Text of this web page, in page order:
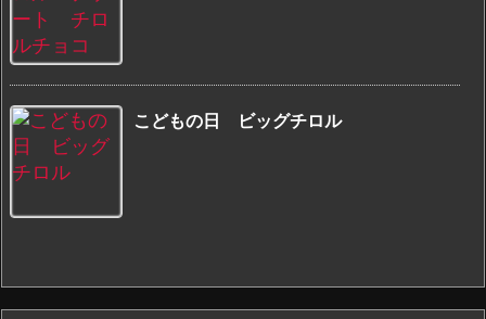
こどもの日 ビッグチロル